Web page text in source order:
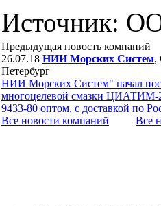
Источник:
Предыдущая новость компаний
26.07.18 НИИ Морских Систем,
Петербург
НИИ Морских Систем" начал
многоцелевой смазки
9433-80 оптом, с доставкой по
Все новости компaний Все